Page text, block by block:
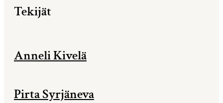
Tekijät
Anneli Kivelä
Pirta Syrjäneva